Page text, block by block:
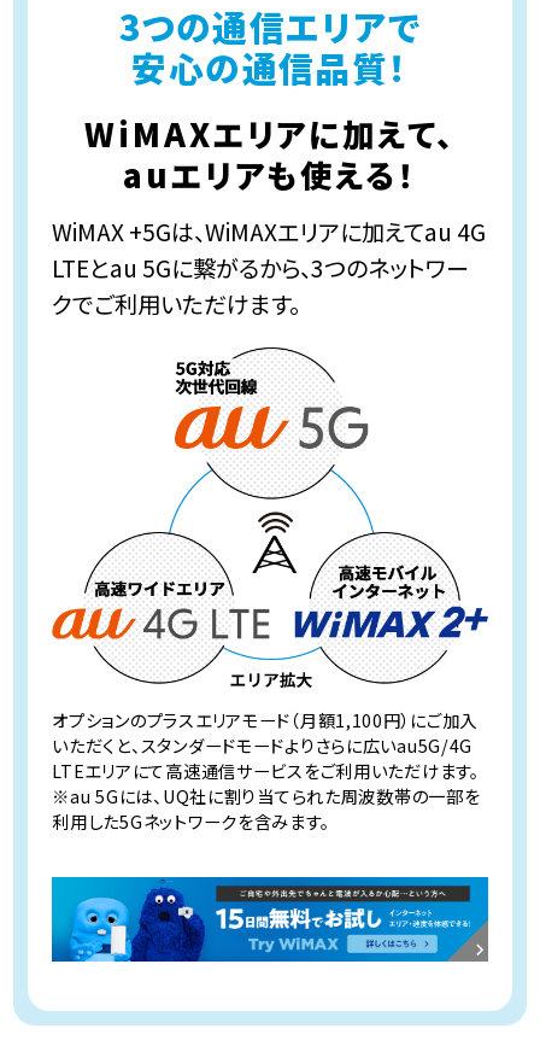
3つの通信エリアで
安心の通信品質！
WiMAXエリアに加えて、
auエリアも使える！
WiMAX +5Gは、WiMAXエリアに加えてau 4G
LTEとau 5Gに繋がるから、3つのネットワー
クでご利用いただけます。
オプションのプラスエリアモード（月額1,100円）にご加入
いただくと、 スタンダードモードよりさらに広いau5G/4G
LTEエリアにて高速通信サービスをご利用いただけます。
※au 5Gには、UQ社に割り当てられた周波数帯の一部を
利用した5Gネットワークを含みます。